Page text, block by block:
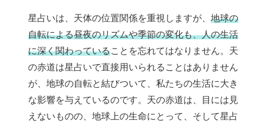
星占いは、天体の位置関係を重視しますが、 地球の
自転による昼夜のリズムや季節の変化も、人の生活
に深く関わっていることを忘れてはなりません。天
の赤道は星占いで直接用いられることはありません
が、地球の自転と結びついて、私たちの生活に大き
な影響を与えているのです。天の赤道は、目には見
えないものの、地球上の生命にとって、そして星占